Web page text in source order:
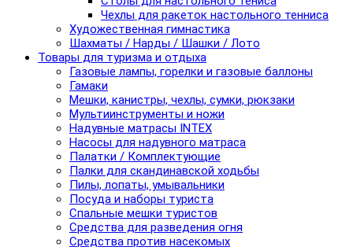
Чехлы для ракеток настольного тенниса
Художественная гимнастика
Шахматы / Нарды / Шашки / Лото
Товары для туризма и отдыха
Газовые лампы, горелки и газовые баллоны
Гамаки
Мешки, канистры, чехлы, сумки, рюкзаки
Мультиинструменты и ножи
Надувные матрасы INTEX
Насосы для надувного матраса
Палатки / Комплектующие
Палки для скандинавской ходьбы
Пилы, лопаты, умывальники
Посуда и наборы туриста
Спальные мешки туристов
Средства для разведения огня
Средства против насекомых